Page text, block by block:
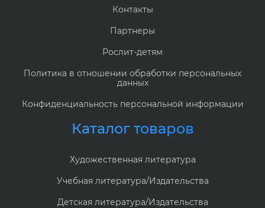
Контакты
Партнеры
Рослит-детям
Политика в отношении обработки персональных
данных
Конфиденциальность персональной информации
Каталог товаров
Художественная литература
Учебная литература/Издательства
Детская литература/Издательства